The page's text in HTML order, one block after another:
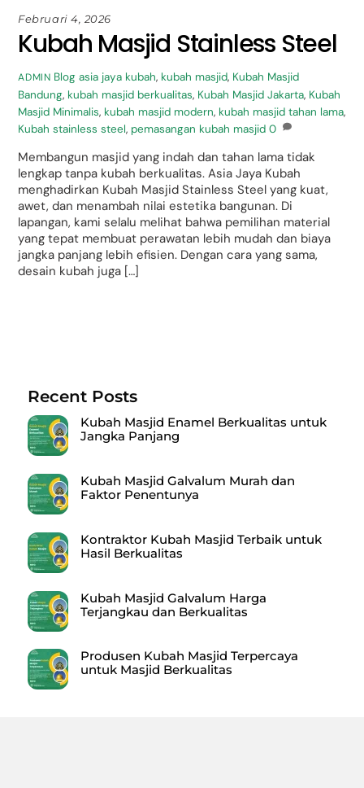
Februari 4, 2026
Kubah Masjid Stainless Steel
ADMIN Blog asia jaya kubah, kubah masjid, Kubah Masjid
Bandung, kubah masjid berkualitas, Kubah Masjid Jakarta, Kubah
Masjid Minimalis, kubah masjid modern, kubah masjid tahan lama,
Kubah stainless steel, pemasangan kubah masjid 0
Membangun masjid yang indah dan tahan lama tidak
lengkap tanpa kubah berkualitas. Asia Jaya Kubah
menghadirkan Kubah Masjid Stainless Steel yang kuat,
awet, dan menambah nilai estetika bangunan. Di
lapangan, kami selalu melihat bahwa pemilihan material
yang tepat membuat perawatan lebih mudah dan biaya
jangka panjang lebih efisien. Dengan cara yang sama,
desain kubah juga […]
Recent Posts
Kubah Masjid Enamel Berkualitas untuk
Jangka Panjang
Kubah Masjid Galvalum Murah dan
Faktor Penentunya
Kontraktor Kubah Masjid Terbaik untuk
Hasil Berkualitas
Kubah Masjid Galvalum Harga
Terjangkau dan Berkualitas
Produsen Kubah Masjid Terpercaya
untuk Masjid Berkualitas